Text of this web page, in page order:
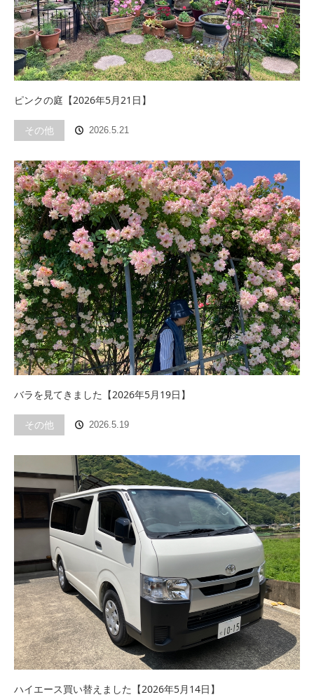
ピンクの庭【2026年5月21日】
その他 2026.5.21
バラを見てきました【2026年5月19日】
その他 2026.5.19
ハイエース買い替えました【2026年5月14日】